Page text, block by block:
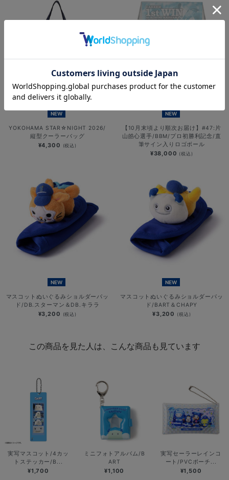
NEW
YOKOHAMA STAR☆NIGHT 2026/
縦型クーラーバッグ
¥4,300 (税込)
NEW
【10月末頃より順次お届け】#47:片
山皓心選手/BBM/プロ初勝利記念/直
筆サイン入りロゴボール
¥38,000 (税込)
NEW
マスコットぬいぐるみショルダーパッ
ド/DB.スターマン＆DB.キララ
¥3,200 (税込)
NEW
マスコットぬいぐるみショルダーパッ
ド/BART＆CHAPY
¥3,200 (税込)
この商品を見た人は、こんな商品も見ています
実写マスコット/4カッ
トステッカー/B...
¥1,700
ミニフォトアルバム/B
ART
¥1,100
実写セーラーレインコ
ート/PVCポーチ...
¥1,500